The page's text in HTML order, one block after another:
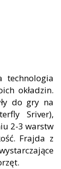
technologia
okładzin.
do gry na
Sriver),
2-3 warstw
Frajda z